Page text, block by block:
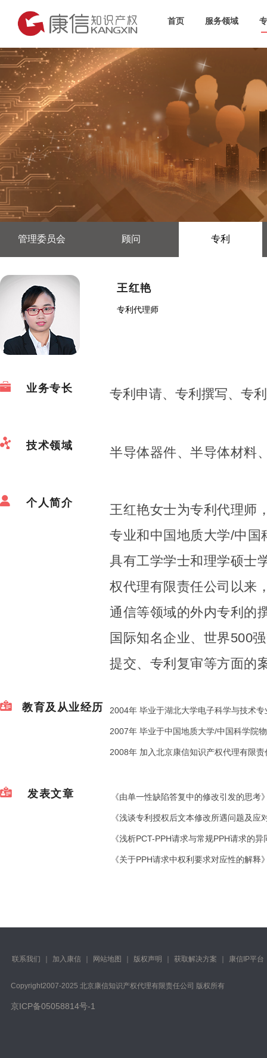
首页 服务领域
管理委员会 顾问 专利
王红艳
专利代理师
业务专长 专利申请、专利撰写、专
技术领域 半导体器件、半导体材料
个人简介
王红艳女士为专利代理师
专业和中国地质大学/中
具有工学学士和理学硕士
权代理有限责任公司以来
通信等领域的外内专利的
国际知名企业、世界500
提交、专利复审等方面的
教育及从业经历 2004年 毕业于湖北大学电子科学与技术
2007年 毕业于中国地质大学/中国科学院
2008年 加入北京康信知识产权代理有限责
发表文章 《由单一性缺陷答复中的修改引发的思
《浅谈专利授权后文本修改所遇问题及
《浅析PCT-PPH请求与常规PPH请求的
《关于PPH请求中权利要求对应性的解
联系我们 加入康信 网站地图 版权声明 获取解决方案 康信IP平台
Copyright️2007-2025 北京康信知识产权代理有限责任公司 版权所有
京ICP备05058814号-1